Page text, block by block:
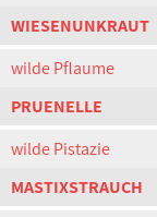
WIESENUNKRAUT
wilde Pflaume
PRUENELLE
wilde Pistazie
MASTIXSTRAUCH